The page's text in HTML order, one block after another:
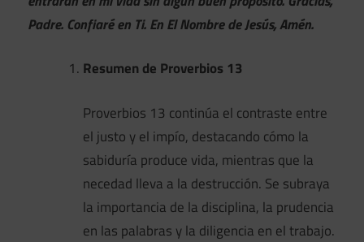
Padre. Confiaré en Ti. En El Nombre de Jesús, Amén.
Resumen de Proverbios 13
Proverbios 13 continúa el contraste entre
el justo y el impío, destacando cómo la
sabiduría produce vida, mientras que la
necedad lleva a la destrucción. Se subraya
la importancia de la disciplina, la prudencia
en las palabras y la diligencia en el trabajo.